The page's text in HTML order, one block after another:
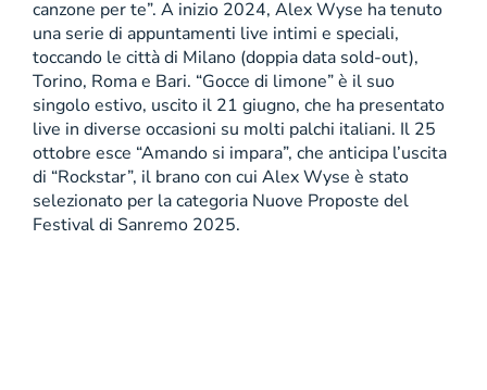
canzone per te”. A inizio 2024, Alex Wyse ha tenuto
una serie di appuntamenti live intimi e speciali,
toccando le città di Milano (doppia data sold-out),
Torino, Roma e Bari. “Gocce di limone” è il suo
singolo estivo, uscito il 21 giugno, che ha presentato
live in diverse occasioni su molti palchi italiani. Il 25
ottobre esce “Amando si impara”, che anticipa l’uscita
di “Rockstar”, il brano con cui Alex Wyse è stato
selezionato per la categoria Nuove Proposte del
Festival di Sanremo 2025.